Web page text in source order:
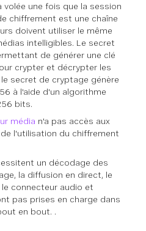
une fois que la session
chiffrement est une chaîne
doivent utiliser le même
intelligibles. Le secret
de générer une clé
crypter et décrypter les
secret de cryptage génère
à l'aide d'un algorithme
bits.
média n'a pas accès aux
l'utilisation du chiffrement
un décodage des
la diffusion en direct, le
connecteur audio et
pas prises en charge dans
en bout. .